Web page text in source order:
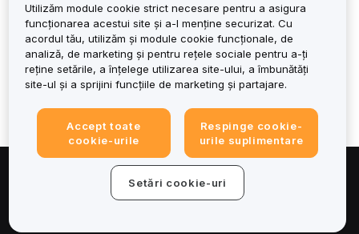
A fost de ajutor?
Utilizăm module cookie strict necesare pentru a asigura
funcționarea acestui site și a-l menține securizat. Cu
acordul tău, utilizăm și module cookie funcționale, de
analiză, de marketing și pentru rețele sociale pentru a-ți
reține setările, a înțelege utilizarea site-ului, a îmbunătăți
site-ul și a sprijini funcțiile de marketing și partajare.
Accept toate
cookie-urile
Respinge cookie-
urile suplimentare
Setări cookie-uri